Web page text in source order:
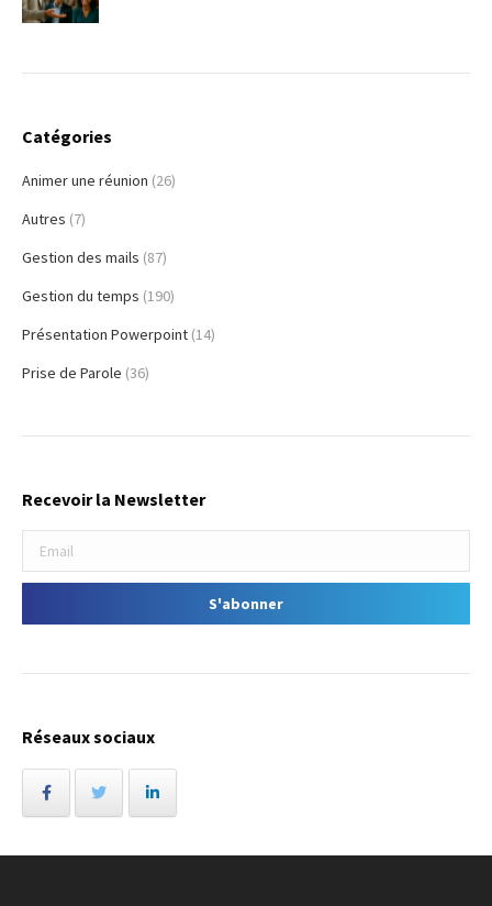
Catégories
Animer une réunion (26)
Autres (7)
Gestion des mails (87)
Gestion du temps (190)
Présentation Powerpoint (14)
Prise de Parole (36)
Recevoir la Newsletter
Réseaux sociaux